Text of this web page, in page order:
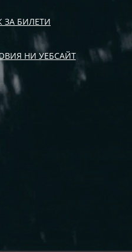
ЗА БИЛЕТИ
НИ УЕБСАЙТ